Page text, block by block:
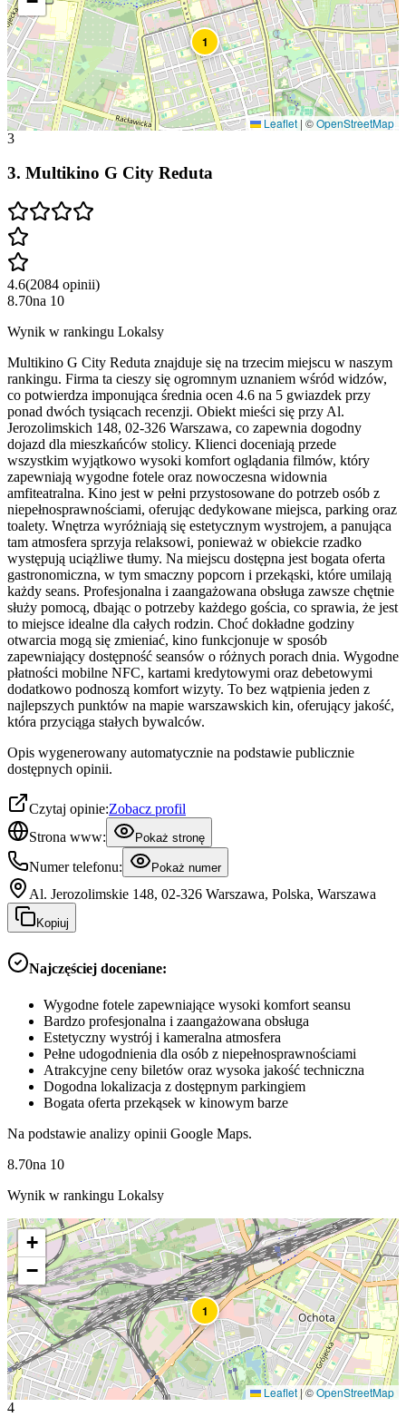
1
Leaflet | ©OpenStreetMap
3
3. Multikino G City Reduta
4.6(2084 opinii)
8.70na 10
Wynik w rankingu Lokalsy
Multikino G City Reduta znajduje się na trzecim miejscu w naszym
rankingu. Firma ta cieszy się ogromnym uznaniem wśród widzów,
co potwierdza imponująca średnia ocen 4.6 na 5 gwiazdek przy
ponad dwóch tysiącach recenzji. Obiekt mieści się przy Al.
Jerozolimskich 148, 02-326 Warszawa, co zapewnia dogodny
dojazd dla mieszkańców stolicy. Klienci doceniają przede
wszystkim wyjątkowo wysoki komfort oglądania filmów, który
zapewniają wygodne fotele oraz nowoczesna widownia
amfiteatralna. Kino jest w pełni przystosowane do potrzeb osób z
niepełnosprawnościami, oferując dedykowane miejsca, parking oraz
toalety. Wnętrza wyróżniają się estetycznym wystrojem, a panująca
tam atmosfera sprzyja relaksowi, ponieważ w obiekcie rzadko
występują uciążliwe tłumy. Na miejscu dostępna jest bogata oferta
gastronomiczna, w tym smaczny popcorn i przekąski, które umilają
każdy seans. Profesjonalna i zaangażowana obsługa zawsze chętnie
służy pomocą, dbając o potrzeby każdego gościa, co sprawia, że jest
to miejsce idealne dla całych rodzin. Choć dokładne godziny
otwarcia mogą się zmieniać, kino funkcjonuje w sposób
zapewniający dostępność seansów o różnych porach dnia. Wygodne
płatności mobilne NFC, kartami kredytowymi oraz debetowymi
dodatkowo podnoszą komfort wizyty. To bez wątpienia jeden z
najlepszych punktów na mapie warszawskich kin, oferujący jakość,
która przyciąga stałych bywalców.
Opis wygenerowany automatycznie na podstawie publicznie
dostępnych opinii.
Czytaj opinie:Zobacz profil
Strona www:
Pokaż stronę
Numer telefonu: Pokaż numer
Al. Jerozolimskie 148, 02-326 Warszawa, Polska, Warszawa
Kopiuj
Najczęściej doceniane:
Wygodne fotele zapewniające wysoki komfort seansu
Bardzo profesjonalna i zaangażowana obsługa
Estetyczny wystrój i kameralna atmosfera
Pełne udogodnienia dla osób z niepełnosprawnościami
Atrakcyjne ceny biletów oraz wysoka jakość techniczna
Dogodna lokalizacja z dostępnym parkingiem
Bogata oferta przekąsek w kinowym barze
Na podstawie analizy opinii Google Maps.
8.70na 10
Wynik w rankingu Lokalsy
1
+
−
Leaflet |©OpenStreetMap
4